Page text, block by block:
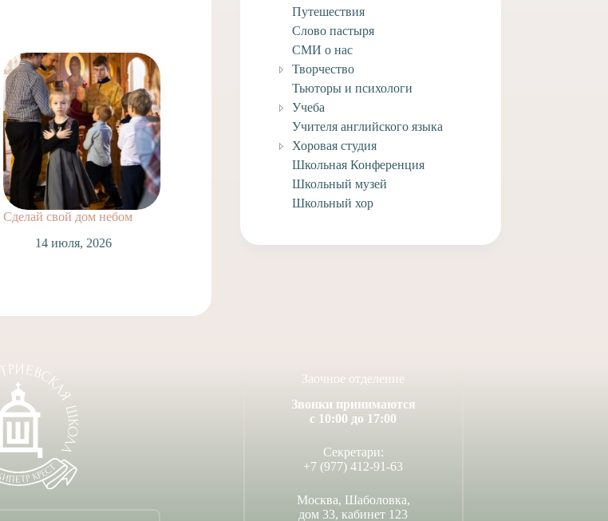
свой дом небом
14 июля, 2026
нашей школы Федора
Лаврухина и Елизавету
заочного отделения Анри
А. с творческими
Путешествия
Слово пастыря
СМИ о нас
Творчество
Тьюторы и психологи
Учеба
Учителя английского языка
Хоровая студия
Школьная Конференция
Школьный музей
Школьный хор
Заочное отделение
Звонки принимаются
с 10:00 до 17:00
Секретари:
+7 (977) 412-91-63
Москва, Шаболовка,
дом 33, кабинет 123